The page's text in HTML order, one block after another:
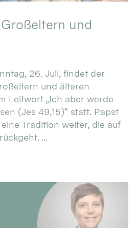
und
26. Juli, findet der
und älteren
Leitwort „Ich aber werde
(Jes 49,15)“ statt. Papst
Tradition weiter, die auf
...